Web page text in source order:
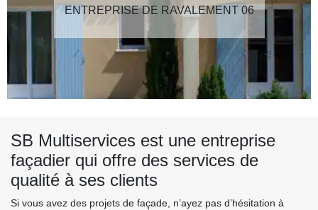
ENTREPRISE DE RAVALEMENT 06
SB Multiservices est une entreprise
façadier qui offre des services de
qualité à ses clients
Si vous avez des projets de façade, n’ayez pas d’hésitation à